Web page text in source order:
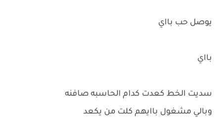
يوصل حب بااي
بااي
سديت الخط كعدت كدام الحاسبه صافنه
وبالي مشغول باايهم كلت من يكعد